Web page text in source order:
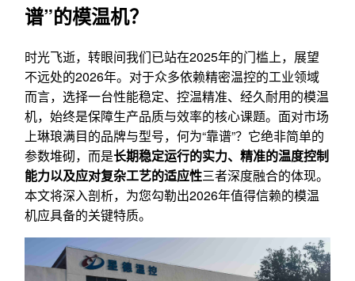
谱”的模温机？
时光飞逝，转眼间我们已站在2025年的门槛上，展望
不远处的2026年。对于众多依赖精密温控的工业领域
而言，选择一台性能稳定、控温精准、经久耐用的模温
机，始终是保障生产品质与效率的核心课题。面对市场
上琳琅满目的品牌与型号，何为“靠谱”？它绝非简单的
参数堆砌，而是长期稳定运行的实力、精准的温度控制
能力以及应对复杂工艺的适应性三者深度融合的体现。
本文将深入剖析，为您勾勒出2026年值得信赖的模温
机应具备的关键特质。